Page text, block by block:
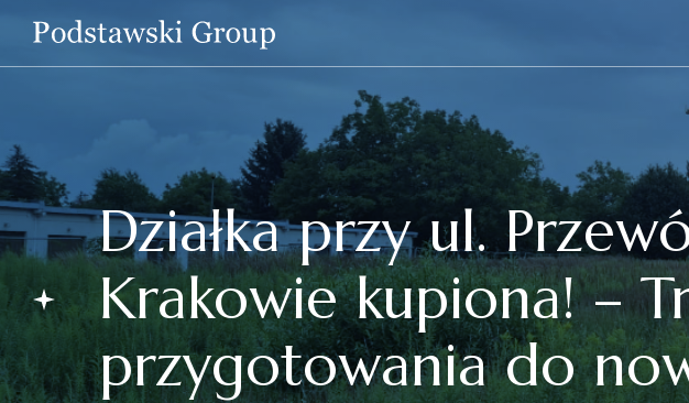
Działka przy ul.
Krakowie kupiona! –
przygotowania do